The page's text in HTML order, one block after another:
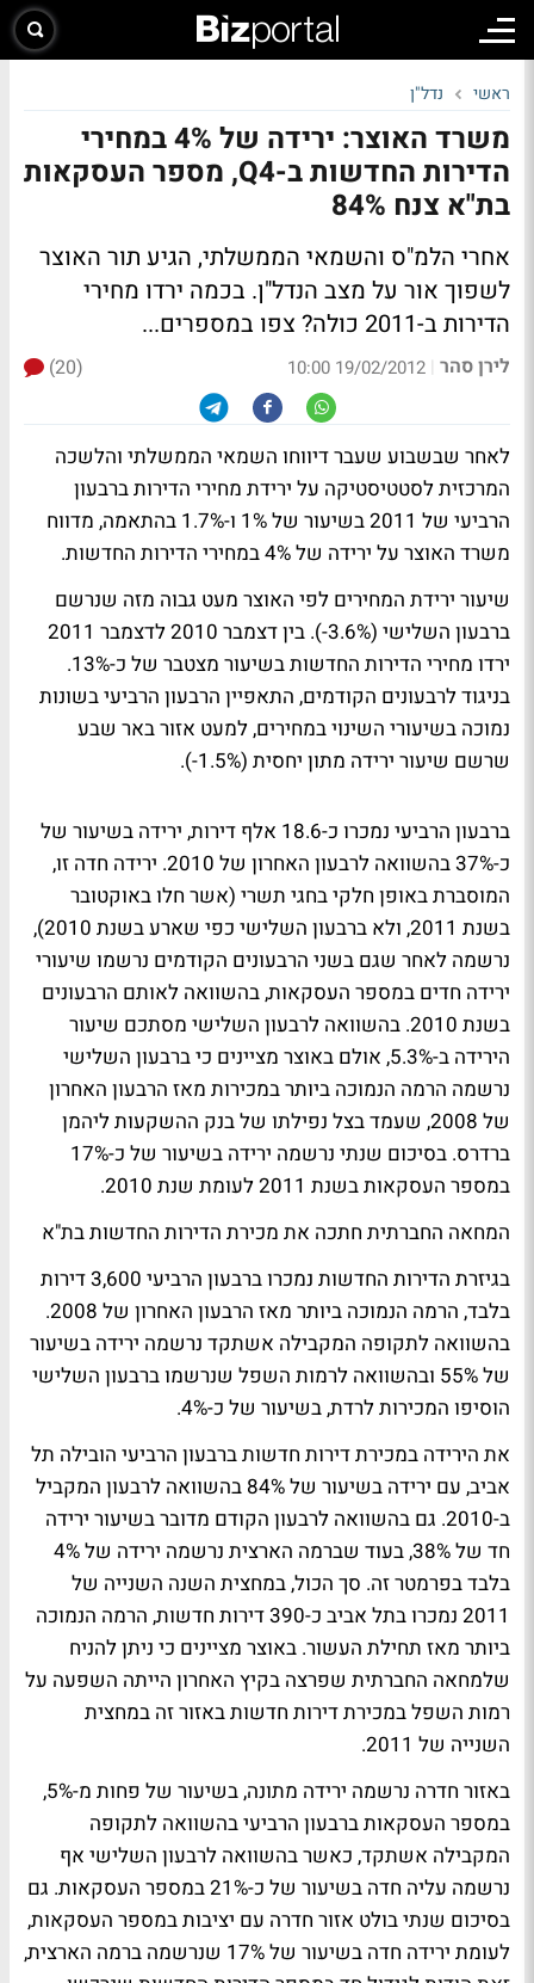
ראשי נדל"ן
משרד האוצר: ירידה של 4% במחירי
הדירות החדשות ב-Q4, מספר העסקאות
בת"א צנח 84%
אחרי הלמ"ס והשמאי הממשלתי, הגיע תור האוצר
לשפוך אור על מצב הנדל"ן. בכמה ירדו מחירי
הדירות ב-2011 כולה? צפו במספרים...
לירן סהר |
19/02/2012 10:00
(20)
לאחר שבשבוע שעבר דיווחו השמאי הממשלתי והלשכה
המרכזית לסטטיסטיקה על ירידת מחירי הדירות ברבעון
הרביעי של 2011 בשיעור של 1% ו-1.7% בהתאמה, מדווח
משרד האוצר על ירידה של 4% במחירי הדירות החדשות.
שיעור ירידת המחירים לפי האוצר מעט גבוה מזה שנרשם
ברבעון השלישי (3.6%-). בין דצמבר 2010 לדצמבר 2011
ירדו מחירי הדירות החדשות בשיעור מצטבר של כ-13%.
בניגוד לרבעונים הקודמים, התאפיין הרבעון הרביעי בשונות
נמוכה בשיעורי השינוי במחירים, למעט אזור באר שבע
שרשם שיעור ירידה מתון יחסית (1.5%-).
ברבעון הרביעי נמכרו כ-18.6 אלף דירות, ירידה בשיעור של
כ-37% בהשוואה לרבעון האחרון של 2010. ירידה חדה זו,
המוסברת באופן חלקי בחגי תשרי (אשר חלו באוקטובר
בשנת 2011, ולא ברבעון השלישי כפי שארע בשנת 2010),
נרשמה לאחר שגם בשני הרבעונים הקודמים נרשמו שיעורי
ירידה חדים במספר העסקאות, בהשוואה לאותם הרבעונים
בשנת 2010. בהשוואה לרבעון השלישי מסתכם שיעור
הירידה ב-5.3%, אולם באוצר מציינים כי ברבעון השלישי
נרשמה הרמה הנמוכה ביותר במכירות מאז הרבעון האחרון
של 2008, שעמד בצל נפילתו של בנק ההשקעות ליהמן
ברדרס. בסיכום שנתי נרשמה ירידה בשיעור של כ-17%
במספר העסקאות בשנת 2011 לעומת שנת 2010.
המחאה החברתית חתכה את מכירת הדירות החדשות בת"א
בגיזרת הדירות החדשות נמכרו ברבעון הרביעי 3,600 דירות
בלבד, הרמה הנמוכה ביותר מאז הרבעון האחרון של 2008.
בהשוואה לתקופה המקבילה אשתקד נרשמה ירידה בשיעור
של 55% ובהשוואה לרמות השפל שנרשמו ברבעון השלישי
הוסיפו המכירות לרדת, בשיעור של כ-4%.
את הירידה במכירת דירות חדשות ברבעון הרביעי הובילה תל
אביב, עם ירידה בשיעור של 84% בהשוואה לרבעון המקביל
ב-2010. גם בהשוואה לרבעון הקודם מדובר בשיעור ירידה
חד של 38%, בעוד שברמה הארצית נרשמה ירידה של 4%
בלבד בפרמטר זה. סך הכול, במחצית השנה השנייה של
2011 נמכרו בתל אביב כ-390 דירות חדשות, הרמה הנמוכה
ביותר מאז תחילת העשור. באוצר מציינים כי ניתן להניח
שלמחאה החברתית שפרצה בקיץ האחרון הייתה השפעה על
רמות השפל במכירת דירות חדשות באזור זה במחצית
השנייה של 2011.
באזור חדרה נרשמה ירידה מתונה, בשיעור של פחות מ-5%,
במספר העסקאות ברבעון הרביעי בהשוואה לתקופה
המקבילה אשתקד, כאשר בהשוואה לרבעון השלישי אף
נרשמה עליה חדה בשיעור של כ-21% במספר העסקאות. גם
בסיכום שנתי בולט אזור חדרה עם יציבות במספר העסקאות,
לעומת ירידה חדה בשיעור של 17% שנרשמה ברמה הארצית,